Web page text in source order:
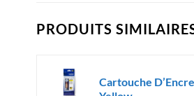
PRODUITS
Cartouche